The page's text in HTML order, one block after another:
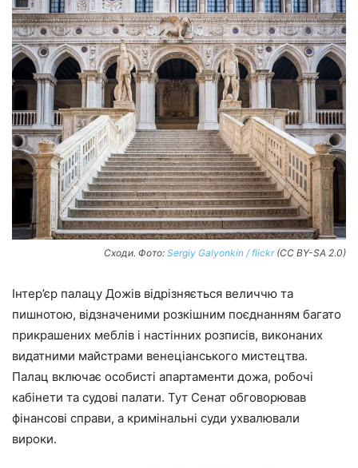
Сходи. Фото: Sergiy Galyonkin / flickr(CC BY-SA 2.0)
Інтер’єр палацу Дожів відрізняється величчю та
пишнотою, відзначеними розкішним поєднанням багато
прикрашених меблів і настінних розписів, виконаних
видатними майстрами венеціанського мистецтва.
Палац включає особисті апартаменти дожа, робочі
кабінети та судові палати. Тут Сенат обговорював
фінансові справи, а кримінальні суди ухвалювали
вироки.